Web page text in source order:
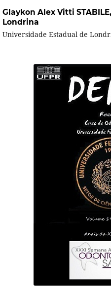
Glaykon Alex Vitti STABILE,
Londrina
Universidade Estadual de